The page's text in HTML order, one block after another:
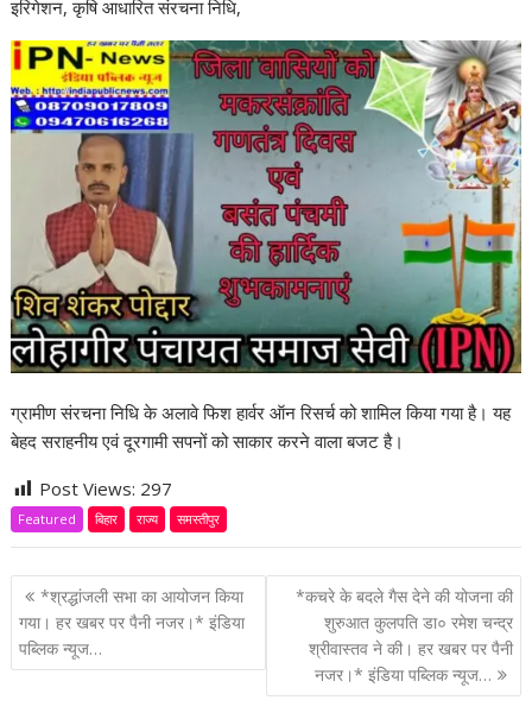
इरिगेशन, कृषि आधारित संरचना निधि,
ग्रामीण संरचना निधि के अलावे फिश हार्वर ऑन रिसर्च को शामिल किया गया है। यह
बेहद सराहनीय एवं दूरगामी सपनों को साकार करने वाला बजट है।
Post Views: 297
Featured बिहार राज्य समस्तीपुर
P
o
s
*श्रद्धांजली सभा का आयोजन किया
गया। हर खबर पर पैनी नजर।* इंडिया
पब्लिक न्यूज…
*कचरे के बदले गैस देने की योजना की
शुरुआत कुलपति डा० रमेश चन्द्र
श्रीवास्तव ने की। हर खबर पर पैनी
नजर।* इंडिया पब्लिक न्यूज…